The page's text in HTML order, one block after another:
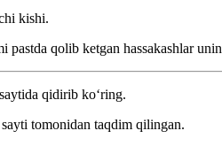
kishi.
qolib ketgan hassakashlar
saytida qidirib ko‘ring.
sayti tomonidan taqdim qilingan.